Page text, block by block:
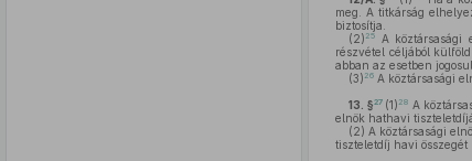
meg. A titkárság
biztosítja.
(2) 25A köztársasági
részvétel céljából
abban az esetben
(3) 26A köztársasági
13. §27 (1) 28 A
elnök hathavi
(2) A köztársasági
tiszteletdíj havi